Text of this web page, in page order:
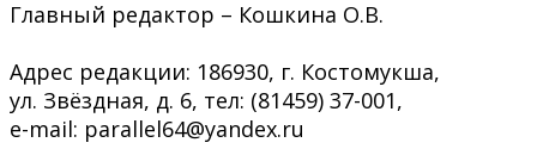
Главный редактор – Кошкина О.В.
Адрес редакции: 186930, г. Костомукша,
ул. Звёздная, д. 6, тел: (81459) 37-001,
e-mail: parallel64@yandex.ru